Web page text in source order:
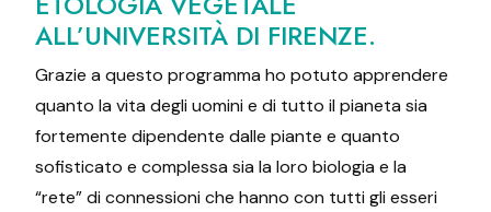
ALL’UNIVERSITÀ DI FIRENZE.
Grazie a questo programma ho potuto apprendere
quanto la vita degli uomini e di tutto il pianeta sia
fortemente dipendente dalle piante e quanto
sofisticato e complessa sia la loro biologia e la
“rete” di connessioni che hanno con tutti gli esseri